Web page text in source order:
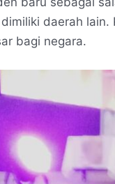
daerah
bagi negara.